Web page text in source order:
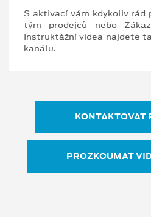
S aktivací vám kdykoliv rád
tým prodejců nebo
Instruktážní videa najdete
kanálu.
KONTAKTOVAT
PROZKOUMAT